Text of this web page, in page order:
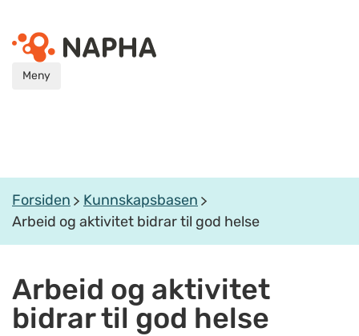
Meny
Forsiden
Kunnskapsbasen
Arbeid og aktivitet bidrar til god helse
Arbeid og aktivitet
bidrar til god helse